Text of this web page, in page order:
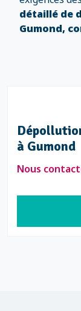
détaillé de
Gumond,
à Gumond
Nous